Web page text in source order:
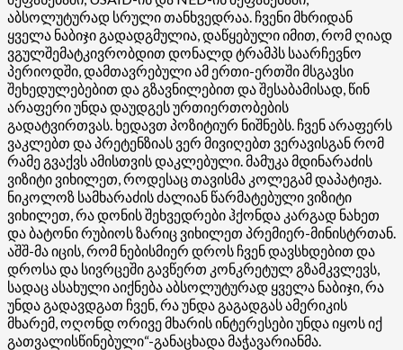
აბსოლუტურად სრული თანხვედრაა. ჩვენი მხრიდან
ყველა ნაბიჯი გადადგმულია, დაწყებული იმით, რომ ღიად
ვგულშემატკივრობდით დონალდ ტრამპს საარჩევნო
პერიოდში, დამთავრებული ამ ერთი-ერთში მსგავსი
შეხედულებებით და გზავნილებით და შესაბამისად, წინ
არაფერი უნდა დაუდგეს ურთიერთობების
გადატვირთვას. ხედავთ პოზიტიურ ნიშნებს. ჩვენ არაფერს
ვაკლებთ და პრეტენზიას ვერ მივიღებთ ვერავისგან რომ
რამე გვაქვს ამისთვის დაკლებული. მამუკა მდინარაძის
ვიზიტი ვიხილეთ, როდესაც თავისმა კოლეგამ დაპატიჟა.
ნიკოლოზ სამხარაძის ძალიან წარმატებული ვიზიტი
ვიხილეთ, რა დონის შეხვედრები ჰქონდა კარგად ნახეთ
და ბატონი რუბიოს ზარიც ვიხილეთ პრემიერ-მინისტრთან.
აშშ-მა იცის, რომ ნებისმიერ დროს ჩვენ დავსხდებით და
დროსა და სივრცეში გავწერთ კონკრეტულ გზამკვლევს,
სადაც ასახული აიქნება აბსოლუტურად ყველა ნაბიჯი, რა
უნდა გადავდგათ ჩვენ, რა უნდა გაგადგას ამერიკის
მხარემ, ოღონდ ორივე მხარის ინტერესები უნდა იყოს იქ
გათვალისწინებული“-განაცხადა მაჭავარიანმა.